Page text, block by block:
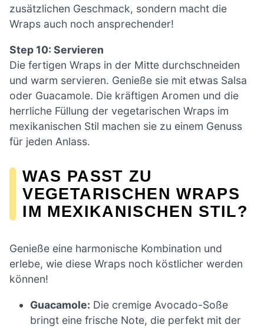
zusätzlichen Geschmack, sondern macht die
Wraps auch noch ansprechender!
Step 10: Servieren
Die fertigen Wraps in der Mitte durchschneiden
und warm servieren. Genieße sie mit etwas Salsa
oder Guacamole. Die kräftigen Aromen und die
herrliche Füllung der vegetarischen Wraps im
mexikanischen Stil machen sie zu einem Genuss
für jeden Anlass.
WAS PASST ZU
VEGETARISCHEN WRAPS
IM MEXIKANISCHEN STIL?
Genieße eine harmonische Kombination und
erlebe, wie diese Wraps noch köstlicher werden
können!
Guacamole: Die cremige Avocado-Soße
bringt eine frische Note, die perfekt mit der